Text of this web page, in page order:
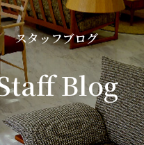
スタッフブログ
Blog